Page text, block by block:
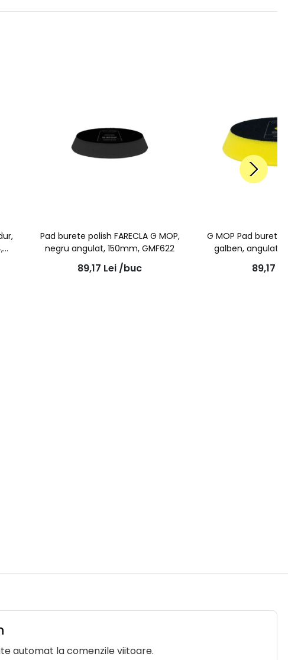
Pad burete polish FARECLA G MOP,
negru angulat, 150mm, GMF622
89,17 Lei /buc
G MOP Pad burete
galben, angulat
89,17
automat la comenzile viitoare.